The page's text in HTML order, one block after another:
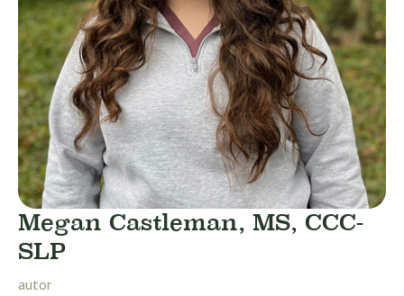
Megan Castleman, MS, CCC-
SLP
autor